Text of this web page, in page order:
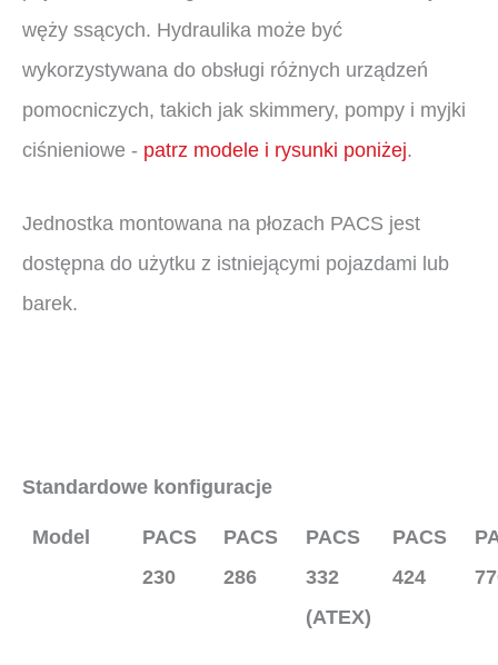
węży ssących. Hydraulika może być
wykorzystywana do obsługi różnych urządzeń
pomocniczych, takich jak skimmery, pompy i myjki
ciśnieniowe - patrz modele i rysunki poniżej.
Jednostka montowana na płozach PACS jest
dostępna do użytku z istniejącymi pojazdami lub
barek.
Standardowe konfiguracje
Model
PACS
230
PACS
286
PACS
332
(ATEX)
PACS
424